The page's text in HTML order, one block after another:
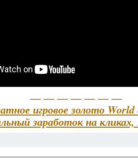
— — — — — — —
игровое золото
заработок на кликах,